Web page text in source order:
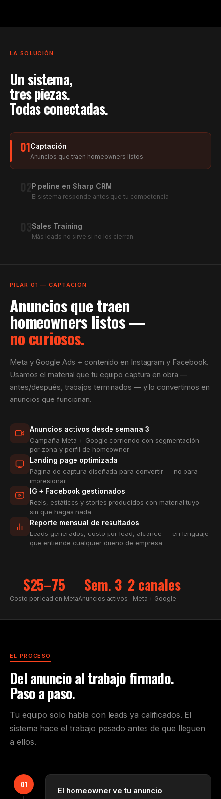
LA SOLUCIÓN
Un sistema,
tres piezas.
Todas conectadas.
01Captación
Anuncios que traen homeowners listos
Pipeline en Sharp CRM
El sistema responde antes que tu competencia
Sales Training
Más leads no sirve si no los cierran
PILAR 01 — CAPTACIÓN
Anuncios que traen
homeowners listos —
no curiosos.
Meta y Google Ads + contenido en Instagram y Facebook.
Usamos el material que tu equipo captura en obra —
antes/después, trabajos terminados — y lo convertimos en
anuncios que funcionan.
Anuncios activos desde semana 3
Campaña Meta + Google corriendo con segmentación
por zona y perfil de homeowner
Landing page optimizada
Página de captura diseñada para convertir — no para
impresionar
IG + Facebook gestionados
Reels, estáticos y stories producidos con material tuyo —
sin que hagas nada
Reporte mensual de resultados
Leads generados, costo por lead, alcance — en lenguaje
que entiende cualquier dueño de empresa
$25–75
Costo por lead en Meta
Sem. 3
Anuncios activos
2 canales
Meta + Google
EL PROCESO
Del anuncio al trabajo firmado.
Paso a paso.
Tu equipo solo habla con leads ya calificados. El
sistema hace el trabajo pesado antes de que lleguen
a ellos.
01
El homeowner ve tu anuncio